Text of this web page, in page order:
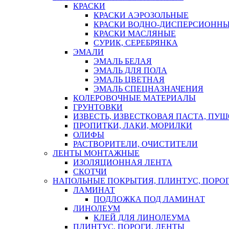
КРАСКИ
КРАСКИ АЭРОЗОЛЬНЫЕ
КРАСКИ ВОДНО-
КРАСКИ МАСЛЯНЫЕ
СУРИК, СЕРЕБРЯНКА
ЭМАЛИ
ЭМАЛЬ БЕЛАЯ
ЭМАЛЬ ДЛЯ ПОЛА
ЭМАЛЬ ЦВЕТНАЯ
ЭМАЛЬ СПЕЦНАЗНАЧЕНИЯ
КОЛЕРОВОЧНЫЕ МАТЕРИАЛЫ
ГРУНТОВКИ
ИЗВЕСТЬ, ИЗВЕСТКОВАЯ ПАСТА,
ПРОПИТКИ, ЛАКИ, МОРИЛКИ
ОЛИФЫ
РАСТВОРИТЕЛИ, ОЧИСТИТЕЛИ
ЛЕНТЫ МОНТАЖНЫЕ
ИЗОЛЯЦИОННАЯ ЛЕНТА
СКОТЧИ
НАПОЛЬНЫЕ ПОКРЫТИЯ, ПЛИНТУС,
ЛАМИНАТ
ПОДЛОЖКА ПОД ЛАМИНАТ
ЛИНОЛЕУМ
КЛЕЙ ДЛЯ ЛИНОЛЕУМА
ПЛИНТУС, ПОРОГИ, ЛЕНТЫ